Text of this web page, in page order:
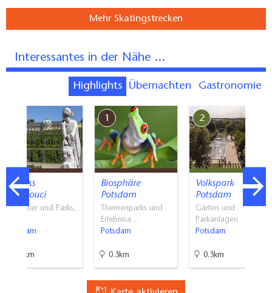
Mehr Skatingstrecken
Interessantes in der Nähe ...
Highlights Übernachten Gastronomie
Schloss
Sanssouci
Schlösser und Parks,
Potsdam
2.3km
1
Biosphäre
Potsdam
Themenparks und
Erlebnisa…
Potsdam
0.3km
2
Volkspark
Potsdam
Gärten und
Parkanlagen
Potsdam
0.3km